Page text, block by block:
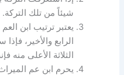
شيئاً من تلك التركة.
يعتبر ترتيب ابن
الرابع والأخير،
الثلاثة الأعلى منه
يحرم ابن عم